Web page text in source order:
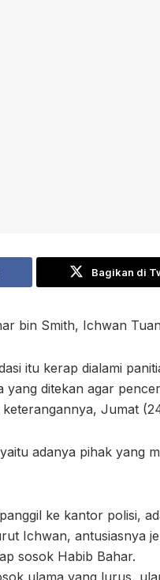
Bagikan di
bin Smith, Ichwan
itu kerap dialami
yang ditekan agar
Jumat
adanya pihak yang
ke kantor polisi,
Ichwan, antusiasnya
sosok Habib Bahar.
ulama yang lurus,